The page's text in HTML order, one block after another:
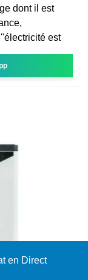
dont il est
est
en Direct